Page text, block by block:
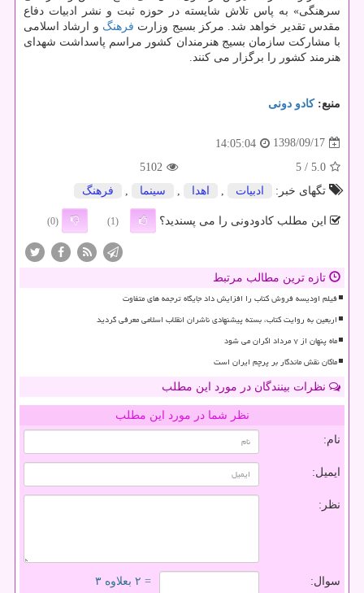
سرهنگی» به پاس تلاش شایسته در حوزه ثبت و نشر ادبیات دفاع
مقدس تقدیر خواهد شد. مركز بسیج وزارت فرهنگ و ارشاد اسلامی
با مشاركت سازمان بسیج هنرمندان كشور مراسم پاسداشت شهدای
هنرمند كشور را برگزار می كنند.
منبع:كادو دونی
1398/09/17
14:05:04
5.0
/ 5
5102
تگهای خبر:
ادبیات , اهدا , سینما , فرهنگ
این مطلب کادودونی را می پسندید؟ (1)
(0)
تازه ترین مطالب مرتبط
فیلم اودیسه فروش کتاب را افزایش داد جایگاه ترجمه های متفاوت
اربعین به روایت کتاب، بسته پیشنهادی ناشران انقلاب اسلامی معرفی گردید
ماه پنهان از ۷ مرداد اکران می شود
ماکان نقش ماندگار بر پرچم ایران است
نظرات بینندگان در مورد این مطلب
نظر شما در مورد این مطلب
نام:
ایمیل:
نظر:
سوال: = ۲ بعلاوه ۳